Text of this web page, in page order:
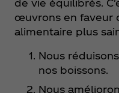
de vie équilibrés.
œuvrons en faveur
alimentaire plus
Nous
nos boissons.
Nous